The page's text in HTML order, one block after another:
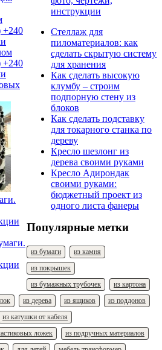
+240
Стеллаж для
пиломатериалов: как
сделать скрытую систему
для хранения
Как сделать высокую
клумбу – строим
подпорную стену из
блоков
Как сделать подставку
для токарного станка по
дереву
Кресло шезлонг из
дерева своими руками
Кресло Адирондак
своими руками:
бюджетный проект из
одного листа фанеры
Популярные метки
из бумаги
из камня
из покрышек
из бумажных трубочек
из картона
из дерева из ящиков
из поддонов
из катушки от кабеля
ложек
из подручных материалов